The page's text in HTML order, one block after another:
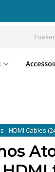
- HDMI Cables